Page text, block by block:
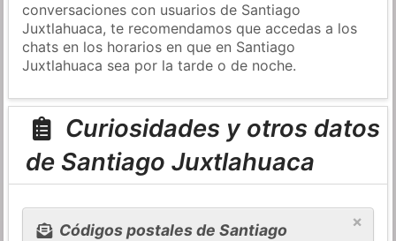
conversaciones con usuarios de Santiago
Juxtlahuaca, te recomendamos que accedas a los
chats en los horarios en que en Santiago
Juxtlahuaca sea por la tarde o de noche.
Curiosidades y otros datos
de Santiago Juxtlahuaca
×
Códigos postales de Santiago